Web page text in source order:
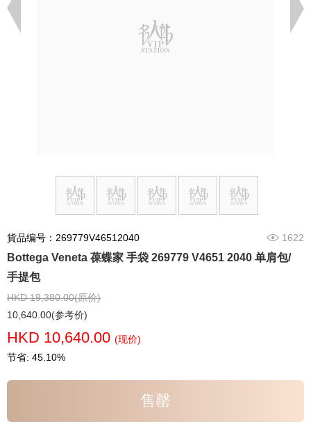
貨品编号：269779V46512040 1622
Bottega Veneta 葆蝶家 手袋 269779 V4651 2040 单肩包/
手提包
HKD 19,380.00(原价)
10,640.00(参考价)
HKD 10,640.00 (现价)
节省: 45.10%
售罄